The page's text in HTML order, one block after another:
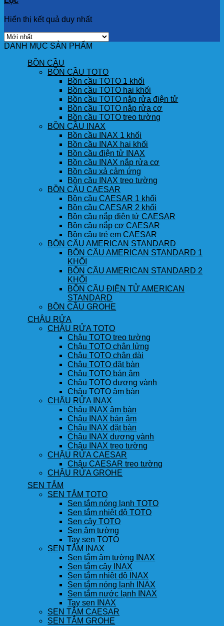
Hiển thị kết quả duy nhất
DANH MỤC SẢN PHẨM
BỒN CẦU
BỒN CẦU TOTO
Bồn cầu TOTO 1 khối
Bồn cầu TOTO hai khối
Bồn cầu TOTO nắp rửa điện tử
Bồn cầu TOTO nắp rửa cơ
Bồn cầu TOTO treo tường
BỒN CẦU INAX
Bồn cầu INAX 1 khối
Bồn cầu INAX hai khối
Bồn cầu điện tử INAX
Bồn cầu INAX nắp rửa cơ
Bồn cầu xả cảm ứng
Bồn cầu INAX treo tường
BỒN CẦU CAESAR
Bồn cầu CAESAR 1 khối
Bồn cầu CAESAR 2 khối
Bồn cầu nắp điện tử CAESAR
Bồn cầu nắp cơ CAESAR
Bồn cầu trẻ em CAESAR
BỒN CẦU AMERICAN STANDARD
BỒN CẦU AMERICAN STANDARD 1
KHỐI
BỒN CẦU AMERICAN STANDARD 2
KHỐI
BỒN CẦU ĐIỆN TỬ AMERICAN
STANDARD
BỒN CẦU GROHE
CHẬU RỬA
CHẬU RỬA TOTO
Chậu TOTO treo tường
Chậu TOTO chân lửng
Chậu TOTO chân dài
Chậu TOTO đặt bàn
Chậu TOTO bán âm
Chậu TOTO dương vành
Chậu TOTO âm bàn
CHẬU RỬA INAX
Chậu INAX âm bàn
Chậu INAX bán âm
Chậu INAX đặt bàn
Chậu INAX dương vành
Chậu INAX treo tường
CHẬU RỬA CAESAR
Chậu CAESAR treo tường
CHẬU RỬA GROHE
SEN TẮM
SEN TẮM TOTO
Sen tắm nóng lạnh TOTO
Sen tắm nhiệt độ TOTO
Sen cây TOTO
Sen âm tường
Tay sen TOTO
SEN TẮM INAX
Sen tắm âm tường INAX
Sen tắm cây INAX
Sen tắm nhiệt độ INAX
Sen tắm nóng lạnh INAX
Sen tắm nước lạnh INAX
Tay sen INAX
SEN TẮM CAESAR
SEN TẮM GROHE